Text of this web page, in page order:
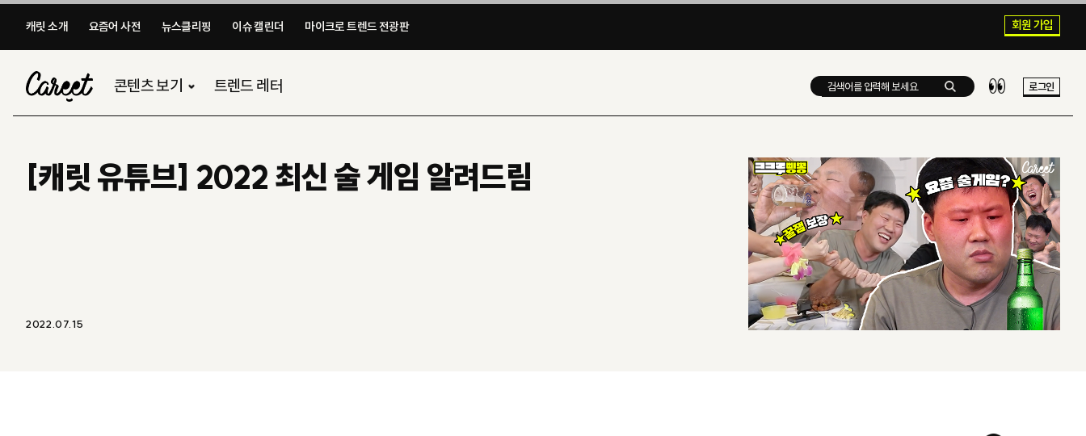
캐릿 소개 요즘어 사전 뉴스클리핑 이슈 캘린더 마이크로 트렌드 전광판​ 회원 가입
콘텐츠 보기 트렌드 레터 로그인
[캐릿 유튜브] 2022 최신 술 게임 알려드림
2022.07.15